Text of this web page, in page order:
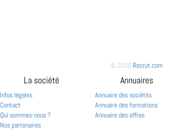
© 2026 Recrut.com
La société
Infos légales
Contact
Qui sommes-nous ?
Nos partenaires
Annuaires
Annuaire des sociétés
Annuaire des formations
Annuaire des offres